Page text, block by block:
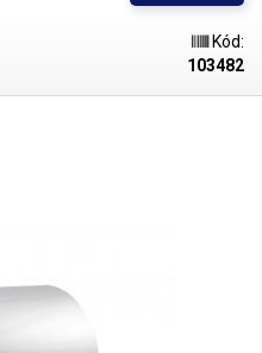
baličkami.
v kombinaci s pákovou
Kód:
103482